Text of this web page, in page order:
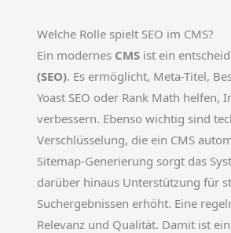
Welche Rolle spielt SEO im CMS?
Ein modernes CMS ist ein
(SEO). Es ermöglicht, Meta-Titel,
Yoast SEO oder Rank Math
verbessern. Ebenso wichtig sind
Verschlüsselung, die ein CMS
Sitemap-Generierung sorgt das
darüber hinaus Unterstützung für
Suchergebnissen erhöht. Eine
Relevanz und Qualität. Damit ist